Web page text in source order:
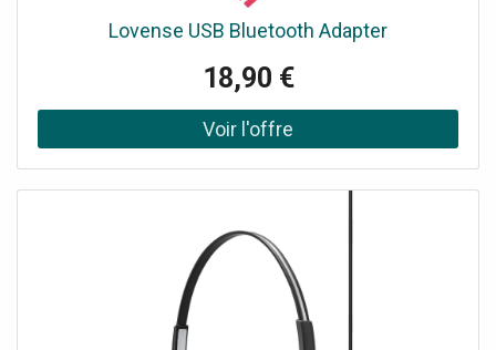
Lovense USB Bluetooth Adapter
18,90 €